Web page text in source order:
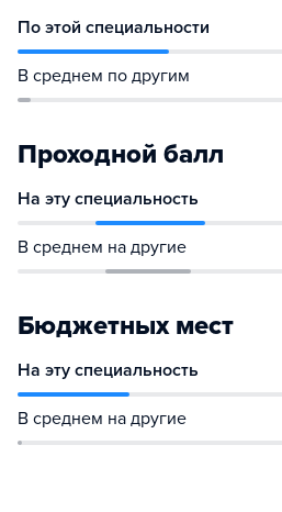
По этой специальности
В среднем по другим
Проходной балл
На эту специальность
В среднем на другие
Бюджетных мест
На эту специальность
В среднем на другие